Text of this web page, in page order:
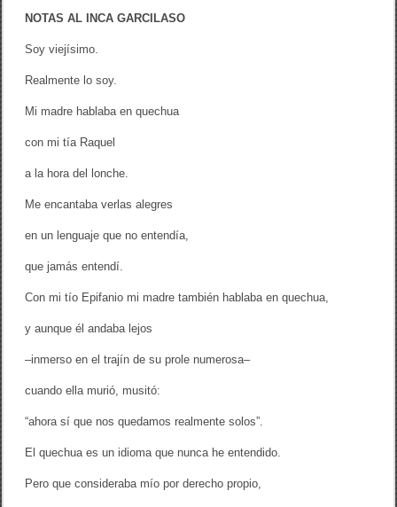
NOTAS AL INCA GARCILASO
Soy viejísimo.
Realmente lo soy.
Mi madre hablaba en quechua
con mi tía Raquel
a la hora del lonche.
Me encantaba verlas alegres
en un lenguaje que no entendía,
que jamás entendí.
Con mi tío Epifanio mi madre también hablaba en quechua,
y aunque él andaba lejos
–inmerso en el trajín de su prole numerosa–
cuando ella murió, musitó:
“ahora sí que nos quedamos realmente solos”.
El quechua es un idioma que nunca he entendido.
Pero que consideraba mío por derecho propio,